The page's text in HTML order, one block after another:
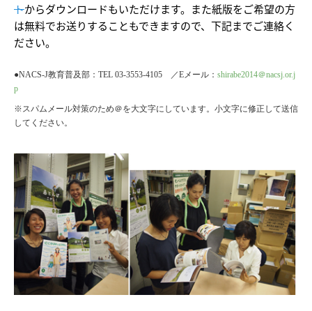
トからダウンロードもいただけます。また紙版をご希望の方
は無料でお送りすることもできますので、下記までご連絡く
ださい。
●NACS-J教育普及部：TEL 03-3553-4105 ／Eメール： shirabe2014＠nacsj.or.j
p
※スパムメール対策のため＠を大文字にしています。小文字に修正して送信
してください。